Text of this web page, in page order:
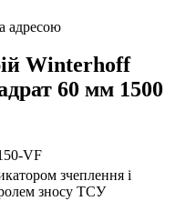
адресою
Winterhoff
60 мм 1500
VF
зчеплення і
зносу ТСУ